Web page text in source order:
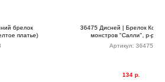
брелок
платье)
36475 Дисней | Брелок
монстров "Салли", р-р
Артикул: 36475
134 р.